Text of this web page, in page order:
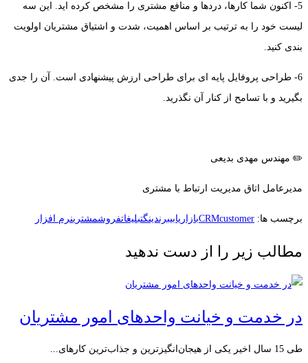
5- اکنون شما کارها، دردها و منافع مشتری را مشخص کرده اید. این سه
لیست خود را به ترتیب بر اساس اهمیت، شدت و اشتیاق مشتریان اولویت
بندی کنید.
6- طراحی پروفایل پایه ای برای طراحی ارزش پیشنهادی است. آن را جدی
بگیرید و با تسامح از کنار آن نگذرید.
✏️ مهندس مهدی بدیعی
مدیرعامل اتاق مدیریت ارتباط با مشتری
برچسب ها: CRMcustomer بازاریابیبرندینگتبلیغاتفروشمشترینرم افزار
مطالب زیر را از دست ندهید
در خدمت و خیانت واحدهای امور مشتریان
طی 15 سال اخیر یکی از هیجان‌انگیزترین و جذاب‌ترین کارهای...